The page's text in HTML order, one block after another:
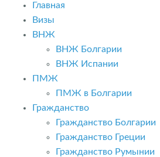
Главная
Визы
ВНЖ
ВНЖ Болгарии
ВНЖ Испании
ПМЖ
ПМЖ в Болгарии
Гражданство
Гражданство Болгарии
Гражданство Греции
Гражданство Румынии